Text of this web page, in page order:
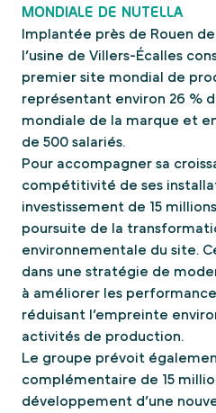
MONDIALE DE NUTELLA
Implantée près de Rouen
l’usine de Villers-Écalles
premier site mondial de
représentant environ 26 %
mondiale de la marque et
de 500 salariés.
Pour accompagner sa
compétitivité de ses
investissement de 15
poursuite de la
environnementale du site.
dans une stratégie de
à améliorer les
réduisant l’empreinte
activités de production.
Le groupe prévoit
complémentaire de 15
développement d’une